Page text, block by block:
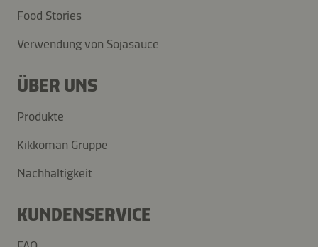
Food Stories
Verwendung von Sojasauce
ÜBER UNS
Produkte
Kikkoman Gruppe
Nachhaltigkeit
KUNDENSERVICE